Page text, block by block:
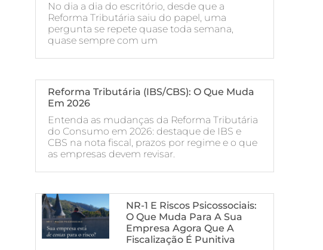
No dia a dia do escritório, desde que a
Reforma Tributária saiu do papel, uma
pergunta se repete quase toda semana,
quase sempre com um
Reforma Tributária (IBS/CBS): O Que Muda
Em 2026
Entenda as mudanças da Reforma Tributária
do Consumo em 2026: destaque de IBS e
CBS na nota fiscal, prazos por regime e o que
as empresas devem revisar.
NR-1 E Riscos Psicossociais:
O Que Muda Para A Sua
Empresa Agora Que A
Fiscalização É Punitiva